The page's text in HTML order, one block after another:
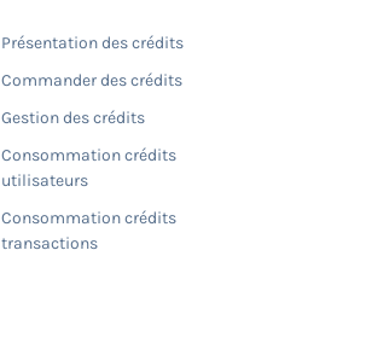
Présentation des crédits
Commander des crédits
Gestion des crédits
Consommation crédits
utilisateurs
Consommation crédits
transactions